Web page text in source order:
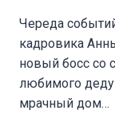
Череда
кадровика
новый босс со
любимого
мрачный дом…